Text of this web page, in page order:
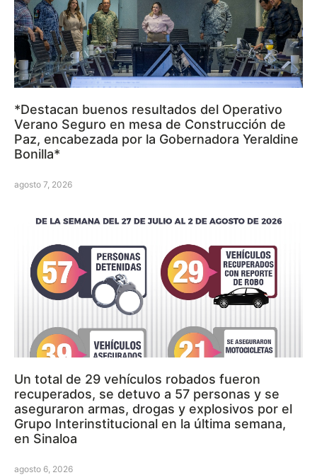
*Destacan buenos resultados del Operativo
Verano Seguro en mesa de Construcción de
Paz, encabezada por la Gobernadora Yeraldine
Bonilla*
agosto 7, 2026
Un total de 29 vehículos robados fueron
recuperados, se detuvo a 57 personas y se
aseguraron armas, drogas y explosivos por el
Grupo Interinstitucional en la última semana,
en Sinaloa
agosto 6, 2026